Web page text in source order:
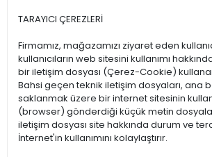
TARAYICI ÇEREZLERİ
Firmamız, mağazamızı ziyaret eden
kullanıcıların web sitesini kullanımı
bir iletişim dosyası (Çerez-Cookie)
Bahsi geçen teknik iletişim dosyaları, ana
saklanmak üzere bir internet sitesinin
(browser) gönderdiği küçük metin
iletişim dosyası site hakkında durum ve
İnternet'in kullanımını kolaylaştırır.